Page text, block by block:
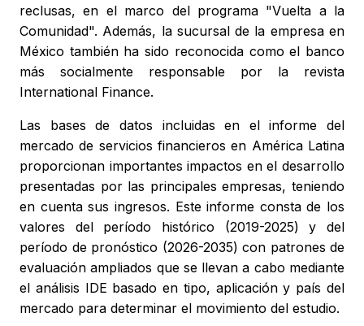
reclusas, en el marco del programa "Vuelta a la
Comunidad". Además, la sucursal de la empresa en
México también ha sido reconocida como el banco
más socialmente responsable por la revista
International Finance.
Las bases de datos incluidas en el informe del
mercado de servicios financieros en América Latina
proporcionan importantes impactos en el desarrollo
presentadas por las principales empresas, teniendo
en cuenta sus ingresos. Este informe consta de los
valores del período histórico (2019-2025) y del
período de pronóstico (2026-2035) con patrones de
evaluación ampliados que se llevan a cabo mediante
el análisis IDE basado en tipo, aplicación y país del
mercado para determinar el movimiento del estudio.